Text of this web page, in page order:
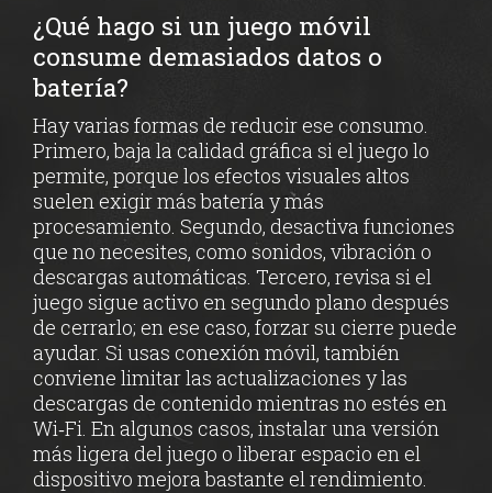
¿Qué hago si un juego móvil
consume demasiados datos o
batería?
Hay varias formas de reducir ese consumo.
Primero, baja la calidad gráfica si el juego lo
permite, porque los efectos visuales altos
suelen exigir más batería y más
procesamiento. Segundo, desactiva funciones
que no necesites, como sonidos, vibración o
descargas automáticas. Tercero, revisa si el
juego sigue activo en segundo plano después
de cerrarlo; en ese caso, forzar su cierre puede
ayudar. Si usas conexión móvil, también
conviene limitar las actualizaciones y las
descargas de contenido mientras no estés en
Wi‑Fi. En algunos casos, instalar una versión
más ligera del juego o liberar espacio en el
dispositivo mejora bastante el rendimiento.